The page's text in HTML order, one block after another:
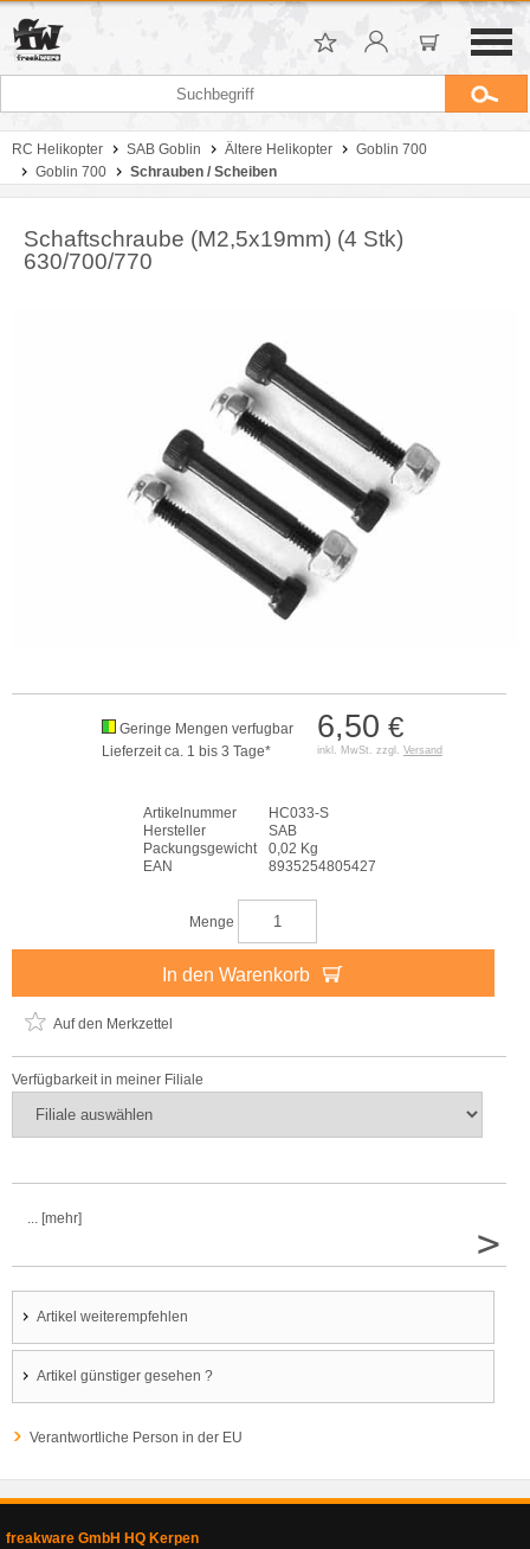
RC Helikopter SAB Goblin Ältere Helikopter
Goblin 700
Goblin 700
Schrauben / Scheiben
Schaftschraube (M2,5x19mm) (4 Stk)
630/700/770
6,50 €
inkl. MwSt. zzgl. Versand
Geringe Mengen verfugbar
Lieferzeit ca. 1 bis 3 Tage*
Artikelnummer
HC033-S
Hersteller
SAB
Packungsgewicht
0,02 Kg
EAN
8935254805427
Menge
In den Warenkorb
Auf den Merkzettel
Verfügbarkeit in meiner Filiale
... [mehr]
>
Artikel weiterempfehlen
Artikel günstiger gesehen ?
Verantwortliche Person in der EU
freakware GmbH HQ Kerpen